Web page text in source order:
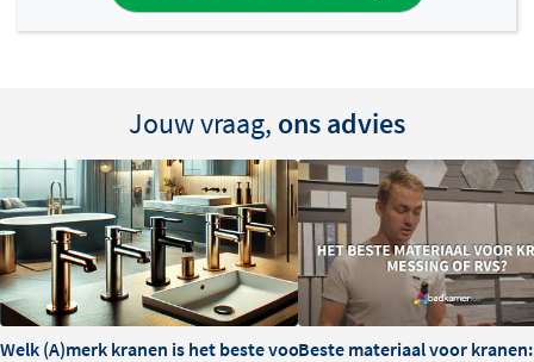
Jouw vraag, ons advies
Welk (A)merk kranen is het beste voor je badkamer?
Beste materiaal voor kranen: